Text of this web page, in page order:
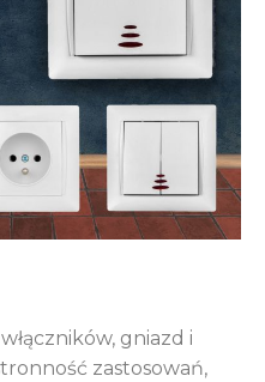
gniazd i
zastosowań,